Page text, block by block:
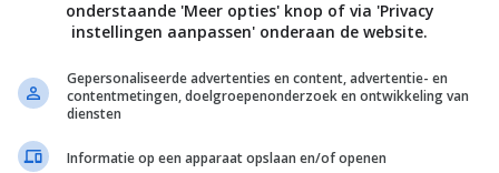
met water, voeg een snuf zout toe en breng aan de
in het kokende water en kook ze de helft van de
verpakking staat aangegeven (5-7 minuten).
en doe hem samen met de saus, twee derde van de kaas
in een kom. Roer dit alles door elkaar en doe
onderstaande 'Meer opties' knop of via 'Privacy
instellingen aanpassen' onderaan de website.
Gepersonaliseerde advertenties en content, advertentie- en
contentmetingen, doelgroepenonderzoek en ontwikkeling van
diensten
Informatie op een apparaat opslaan en/of openen